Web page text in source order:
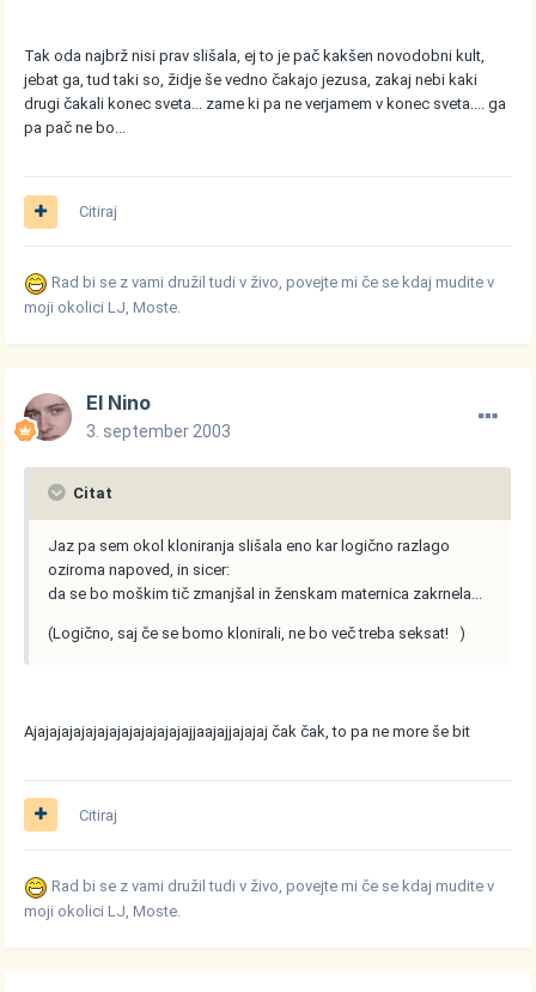
Tak oda najbrž nisi prav slišala, ej to je pač kakšen novodobni kult,
jebat ga, tud taki so, židje še vedno čakajo jezusa, zakaj nebi kaki
drugi čakali konec sveta... zame ki pa ne verjamem v konec sveta.... ga
pa pač ne bo...
Citiraj
Rad bi se z vami družil tudi v živo, povejte mi če se kdaj mudite v
moji okolici LJ, Moste.
El Nino
3. september 2003
Citat
Jaz pa sem okol kloniranja slišala eno kar logično razlago
oziroma napoved, in sicer:
da se bo moškim tič zmanjšal in ženskam maternica zakrnela...
(Logično, saj če se bomo klonirali, ne bo več treba seksat! )
Ajajajajajajajajajajajajajajjaajajjajajaj čak čak, to pa ne more še bit
Citiraj
Rad bi se z vami družil tudi v živo, povejte mi če se kdaj mudite v
moji okolici LJ, Moste.